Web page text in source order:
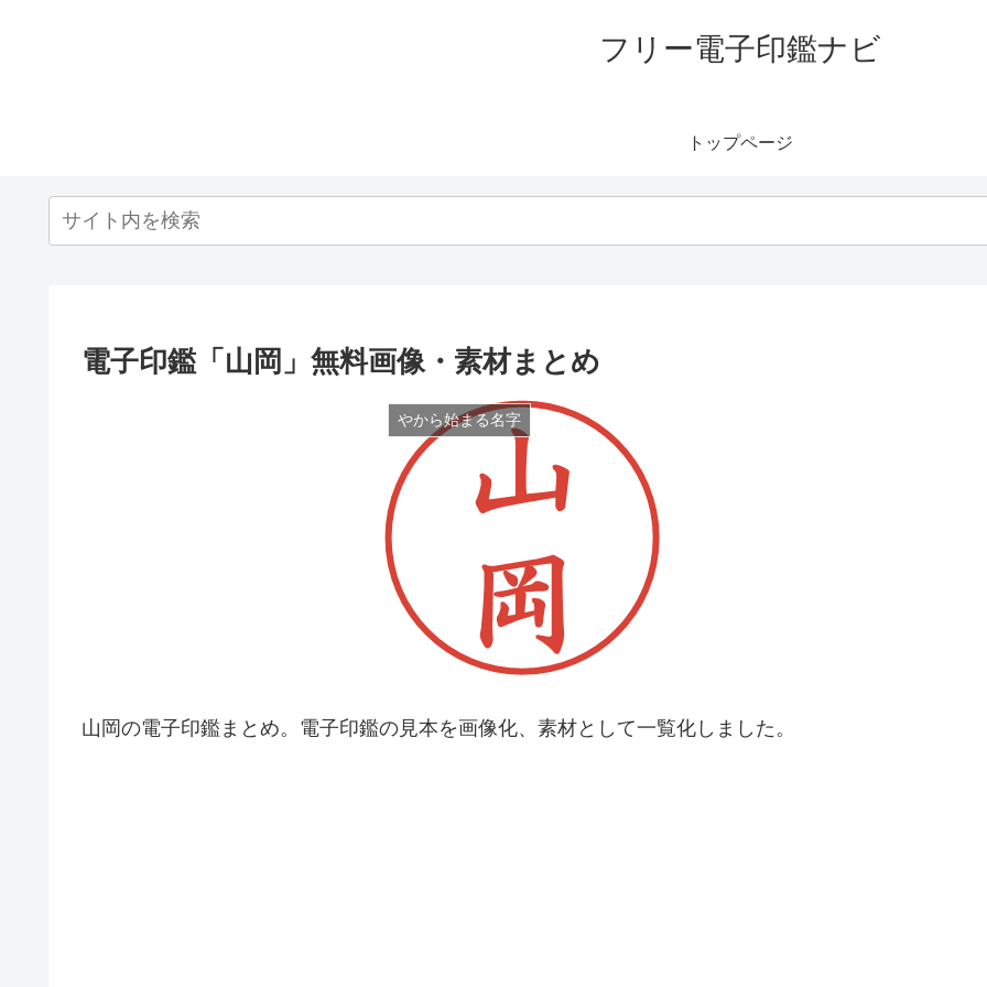
フリー電子印鑑ナビ
トップページ
電子印鑑「山岡」無料画像・素材まとめ
やから始まる名字
山岡の電子印鑑まとめ。電子印鑑の見本を画像化、素材として一覧化しました。